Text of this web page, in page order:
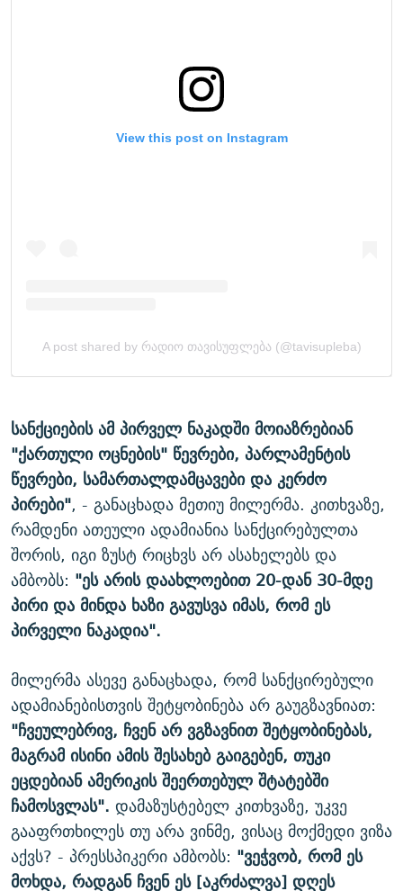
სანქციების ამ პირველ ნაკადში მოიაზრებიან
"ქართული ოცნების" წევრები, პარლამენტის
წევრები, სამართალდამცავები და კერძო
პირები", - განაცხადა მეთიუ მილერმა. კითხვაზე,
რამდენი ათეული ადამიანია სანქცირებულთა
შორის, იგი ზუსტ რიცხვს არ ასახელებს და
ამბობს: "ეს არის დაახლოებით 20-დან 30-მდე
პირი და მინდა ხაზი გავუსვა იმას, რომ ეს
პირველი ნაკადია".
მილერმა ასევე განაცხადა, რომ სანქცირებული
ადამიანებისთვის შეტყობინება არ გაუგზავნიათ:
"ჩვეულებრივ, ჩვენ არ ვგზავნით შეტყობინებას,
მაგრამ ისინი ამის შესახებ გაიგებენ, თუკი
ეცდებიან ამერიკის შეერთებულ შტატებში
ჩამოსვლას". დამაზუსტებელ კითხვაზე, უკვე
გააფრთხილეს თუ არა ვინმე, ვისაც მოქმედი ვიზა
აქვს? - პრესსპიკერი ამბობს: "ვეჭვობ, რომ ეს
მოხდა, რადგან ჩვენ ეს [აკრძალვა] დღეს